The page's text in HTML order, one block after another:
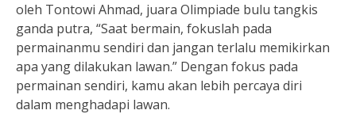
oleh Tontowi Ahmad, juara Olimpiade bulu tangkis
ganda putra, “Saat bermain, fokuslah pada
permainanmu sendiri dan jangan terlalu memikirkan
apa yang dilakukan lawan.” Dengan fokus pada
permainan sendiri, kamu akan lebih percaya diri
dalam menghadapi lawan.